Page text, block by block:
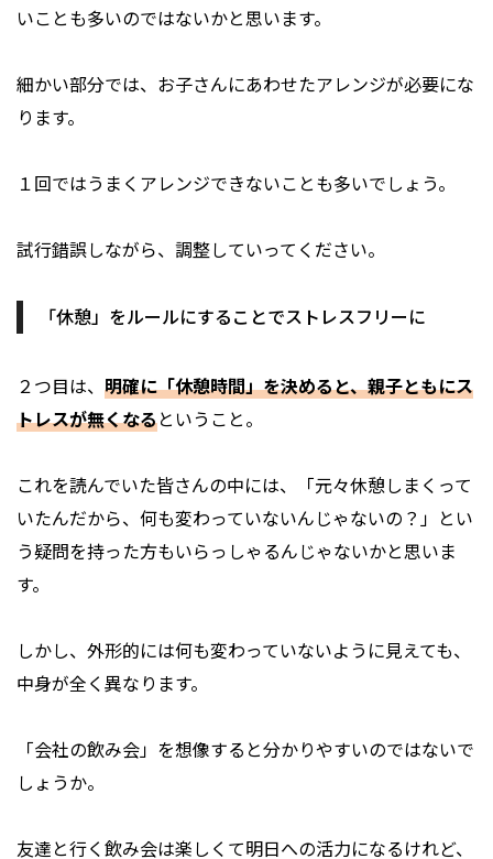
いことも多いのではないかと思います。
細かい部分では、お子さんにあわせたアレンジが必要にな
ります。
１回ではうまくアレンジできないことも多いでしょう。
試行錯誤しながら、調整していってください。
「休憩」をルールにすることでストレスフリーに
２つ目は、 明確に「休憩時間」を決めると、親子ともにス
トレスが無くなるということ。
これを読んでいた皆さんの中には、「元々休憩しまくって
いたんだから、何も変わっていないんじゃないの？」とい
う疑問を持った方もいらっしゃるんじゃないかと思いま
す。
しかし、外形的には何も変わっていないように見えても、
中身が全く異なります。
「会社の飲み会」を想像すると分かりやすいのではないで
しょうか。
友達と行く飲み会は楽しくて明日への活力になるけれど、